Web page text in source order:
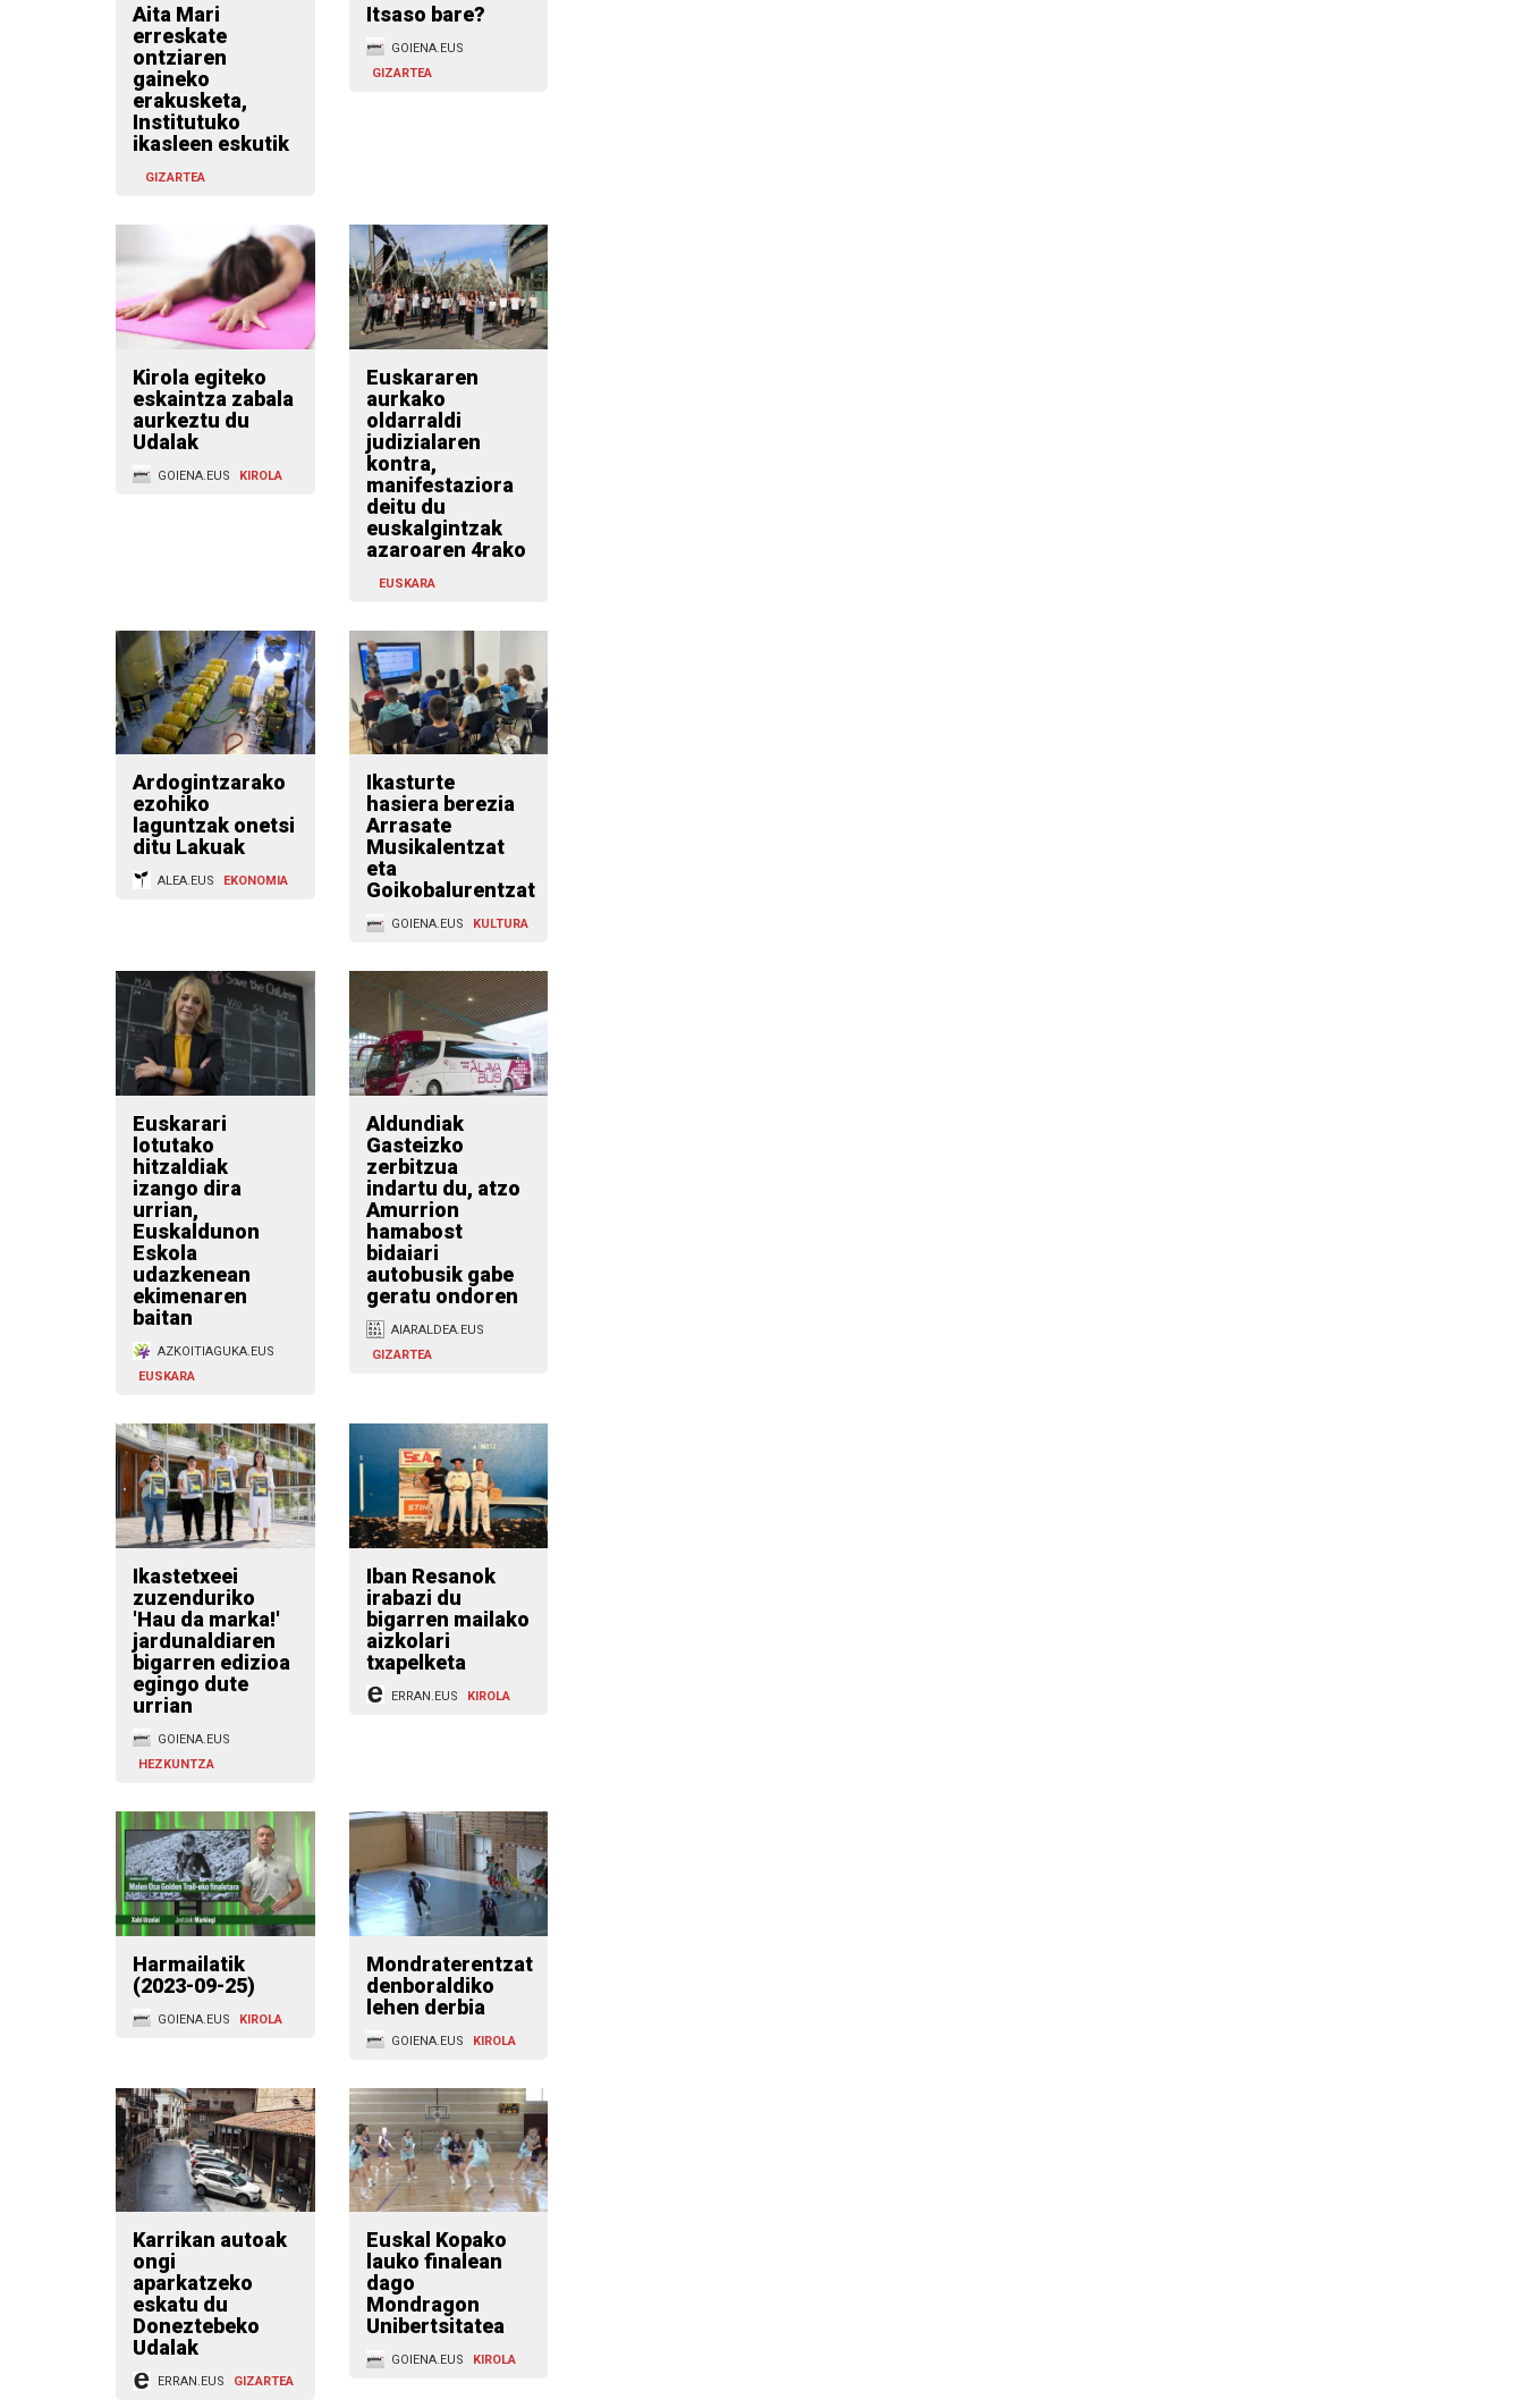
Aita Mari
erreskate
ontziaren
gaineko
erakusketa,
Institutuko
ikasleen eskutik
GIZARTEA
Itsaso bare?
GOIENA.EUS
GIZARTEA
Kirola egiteko
eskaintza zabala
aurkeztu du
Udalak
GOIENA.EUS KIROLA
Euskararen
aurkako
oldarraldi
judizialaren
kontra,
manifestaziora
deitu du
euskalgintzak
azaroaren 4rako
EUSKARA
Ardogintzarako
ezohiko
laguntzak onetsi
ditu Lakuak
ALEA.EUS EKONOMIA
Ikasturte
hasiera berezia
Arrasate
Musikalentzat
eta
Goikobalurentzat
GOIENA.EUS KULTURA
Euskarari
lotutako
hitzaldiak
izango dira
urrian,
Euskaldunon
Eskola
udazkenean
ekimenaren
baitan
AZKOITIAGUKA.EUS
EUSKARA
Aldundiak
Gasteizko
zerbitzua
indartu du, atzo
Amurrion
hamabost
bidaiari
autobusik gabe
geratu ondoren
AIARALDEA.EUS
GIZARTEA
Ikastetxeei
zuzenduriko
'Hau da marka!'
jardunaldiaren
bigarren edizioa
egingo dute
urrian
GOIENA.EUS
HEZKUNTZA
Iban Resanok
irabazi du
bigarren mailako
aizkolari
txapelketa
ERRAN.EUS KIROLA
Harmailatik
(2023-09-25)
GOIENA.EUS KIROLA
Mondraterentzat
denboraldiko
lehen derbia
GOIENA.EUS KIROLA
Karrikan autoak
ongi
aparkatzeko
eskatu du
Doneztebeko
Udalak
ERRAN.EUS GIZARTEA
Euskal Kopako
lauko finalean
dago
Mondragon
Unibertsitatea
GOIENA.EUS KIROLA